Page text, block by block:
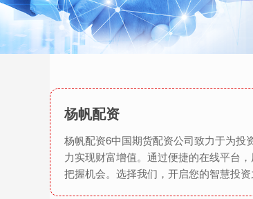
杨帆配资
杨帆配资6中国期货配资公司致力于为投
力实现财富增值。通过便捷的在线平台
把握机会。选择我们，开启您的智慧投资